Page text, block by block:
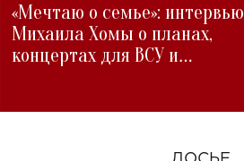
«Мечтаю о семье»: интервью
Михаила Хомы о планах,
концертах для ВСУ и